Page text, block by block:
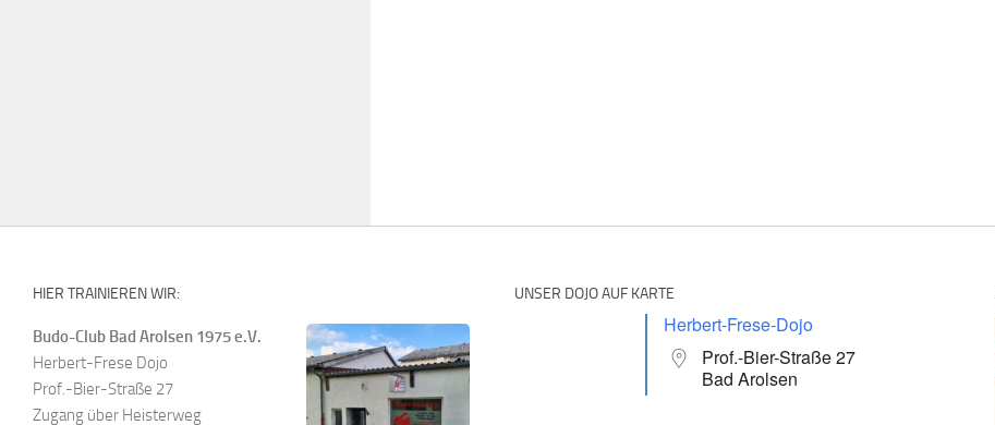
HIER TRAINIEREN WIR:
Budo-Club Bad Arolsen 1975 e.V.
Herbert-Frese Dojo
Prof.-Bier-Straße 27
Zugang über Heisterweg
UNSER DOJO AUF KARTE
Herbert-Frese-Dojo
Prof.-Bier-Straße 27
Bad Arolsen